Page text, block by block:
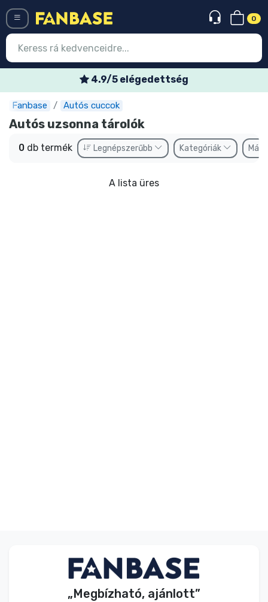
0
4.9/5 elégedettség
Fanbase Autós cuccok
Autós uzsonna tárolók
0 db termék Legnépszerűbb Kategóriák
A lista üres
„Megbízható, ajánlott”
Belépés
Legújabb cuccok
Terméktípusok